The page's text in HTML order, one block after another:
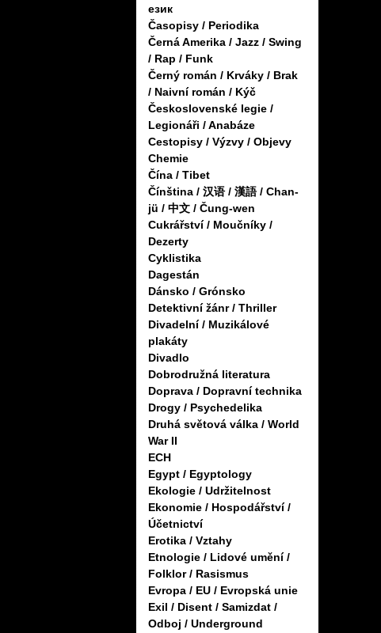
език
Časopisy / Periodika
Černá Amerika / Jazz / Swing
/ Rap / Funk
Černý román / Krváky / Brak
/ Naivní román / Kýč
Československé legie /
Legionáři / Anabáze
Cestopisy / Výzvy / Objevy
Chemie
Čína / Tibet
Čínština / 汉语 / 漢語 / Chan-
jü / 中文 / Čung-wen
Cukrářství / Moučníky /
Dezerty
Cyklistika
Dagestán
Dánsko / Grónsko
Detektivní žánr / Thriller
Divadelní / Muzikálové
plakáty
Divadlo
Dobrodružná literatura
Doprava / Dopravní technika
Drogy / Psychedelika
Druhá světová válka / World
War II
ECH
Egypt / Egyptology
Ekologie / Udržitelnost
Ekonomie / Hospodářství /
Účetnictví
Erotika / Vztahy
Etnologie / Lidové umění /
Folklor / Rasismus
Evropa / EU / Evropská unie
Exil / Disent / Samizdat /
Odboj / Underground